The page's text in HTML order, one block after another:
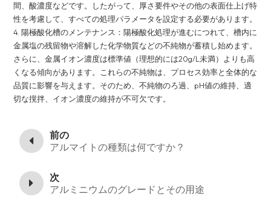
間、酸濃度などです。したがって、厚さ要件やその他の表面仕上げ特
性を考慮して、すべての処理パラメータを設定する必要があります。
4. 陽極酸化槽のメンテナンス：陽極酸化処理が進むにつれて、槽内に
金属塩の残留物や溶解した化学物質などの不純物が蓄積し始めます。
さらに、金属イオン濃度は標準値（理想的には20g/L未満）よりも高
くなる傾向があります。これらの不純物は、プロセス効率と全体的な
品質に影響を与えます。そのため、不純物のろ過、pH値の維持、適
切な撹拌、イオン濃度の維持が不可欠です。
前の
アルマイトの種類は何ですか？
次
アルミニウムのグレードとその用途